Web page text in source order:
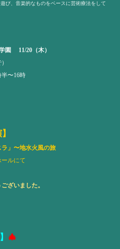
び、音楽的なものをベースに芸術療法をして
園 11/20 （木）
半〜16時
」〜地水火風の旅
ルにて
ざいました。
🎄